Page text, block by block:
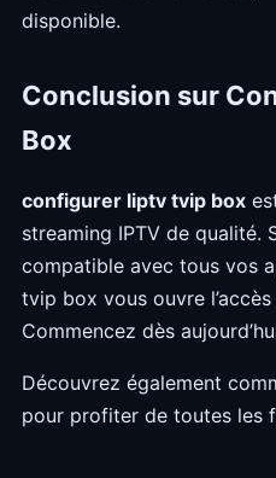
disponible.
Conclusion sur
Box
configurer liptv tvip box
streaming IPTV de qualité.
compatible avec tous vos
tvip box vous ouvre
Commencez dès
Découvrez également
pour profiter de toutes les